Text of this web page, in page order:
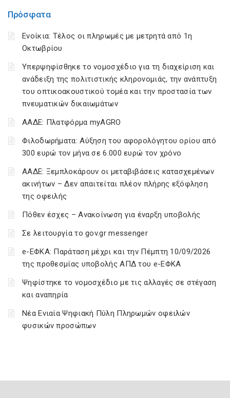
Πρόσφατα
Ενοίκια: Τέλος οι πληρωμές με μετρητά από 1η
Οκτωβρίου
Υπερψηφίσθηκε το νομοσχέδιο για τη διαχείριση και
ανάδειξη της πολιτιστικής κληρονομιάς, την ανάπτυξη
του οπτικοακουστικού τομέα και την προστασία των
πνευματικών δικαιωμάτων
ΑΑΔΕ: Πλατφόρμα myAGRO
Φιλοδωρήματα: Αύξηση του αφορολόγητου ορίου από
300 ευρώ τον μήνα σε 6.000 ευρώ τον χρόνο
ΑΑΔΕ: Ξεμπλοκάρουν οι μεταβιβάσεις κατασχεμένων
ακινήτων – Δεν απαιτείται πλέον πλήρης εξόφληση
της οφειλής
Πόθεν έσχες – Ανακοίνωση για έναρξη υποβολής
Σε λειτουργία το gov.gr messenger
e-ΕΦΚΑ: Παράταση μέχρι και την Πέμπτη 10/09/2026
της προθεσμίας υποβολής ΑΠΔ του e-ΕΦΚΑ
Ψηφίστηκε το νομοσχέδιο με τις αλλαγές σε στέγαση
και αναπηρία
Νέα Ενιαία Ψηφιακή Πύλη Πληρωμών οφειλών
φυσικών προσώπων